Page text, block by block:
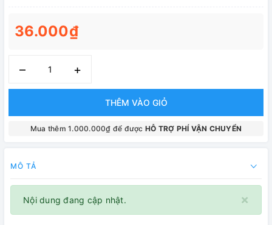
36.000₫
– +
THÊM VÀO GIỎ
Mua thêm 1.000.000₫ để được HỖ TRỢ PHÍ VẬN CHUYỂN
MÔ TẢ
×
Nội dung đang cập nhật.